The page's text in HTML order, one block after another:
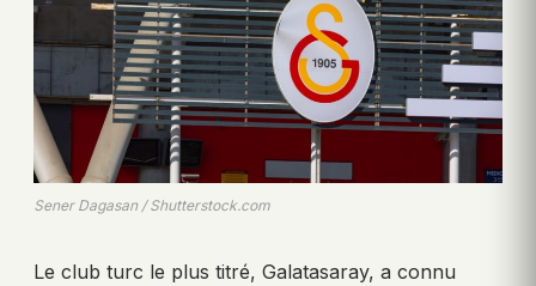
Sener Dagasan / Shutterstock.com
Le club turc le plus titré, Galatasaray, a connu